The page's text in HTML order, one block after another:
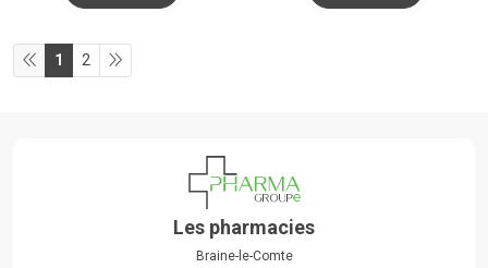
1 2
Les pharmacies
Braine-le-Comte